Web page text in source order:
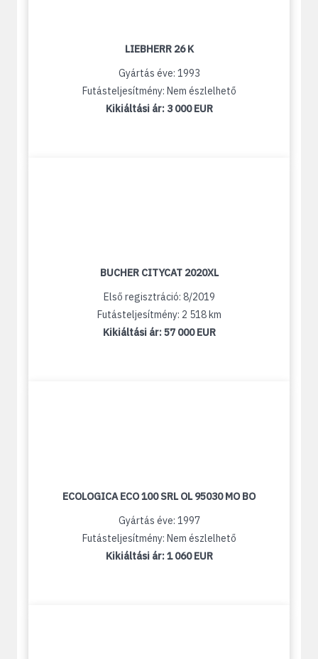
LIEBHERR 26 K
Gyártás éve: 1993
Futásteljesítmény: Nem észlelhető
Kikiáltási ár: 3 000 EUR
BUCHER CITYCAT 2020XL
Első regisztráció: 8/2019
Futásteljesítmény: 2 518 km
Kikiáltási ár:57 000 EUR
ECOLOGICA ECO 100 SRL OL 95030 MO BO
Gyártás éve: 1997
Futásteljesítmény: Nem észlelhető
Kikiáltási ár:1 060 EUR